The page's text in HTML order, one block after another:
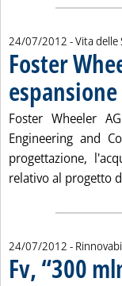
24/07/2012 - Vita delle
Foster
Foster Wheeler
Engineering and
progettazione,
relativo al progetto
24/07/2012 -
Fv, “300